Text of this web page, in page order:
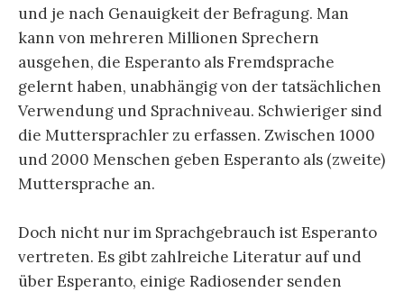
und je nach Genauigkeit der Befragung. Man
kann von mehreren Millionen Sprechern
ausgehen, die Esperanto als Fremdsprache
gelernt haben, unabhängig von der tatsächlichen
Verwendung und Sprachniveau. Schwieriger sind
die Muttersprachler zu erfassen. Zwischen 1000
und 2000 Menschen geben Esperanto als (zweite)
Muttersprache an.
Doch nicht nur im Sprachgebrauch ist Esperanto
vertreten. Es gibt zahlreiche Literatur auf und
über Esperanto, einige Radiosender senden